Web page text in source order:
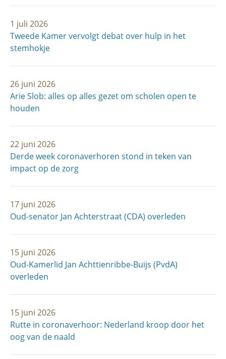
1 juli 2026
Tweede Kamer vervolgt debat over hulp in het
stemhokje
26 juni 2026
Arie Slob: alles op alles gezet om scholen open te
houden
22 juni 2026
Derde week coronaverhoren stond in teken van
impact op de zorg
17 juni 2026
Oud-senator Jan Achterstraat (CDA) overleden
15 juni 2026
Oud-Kamerlid Jan Achttienribbe-Buijs (PvdA)
overleden
15 juni 2026
Rutte in coronaverhoor: Nederland kroop door het
oog van de naald